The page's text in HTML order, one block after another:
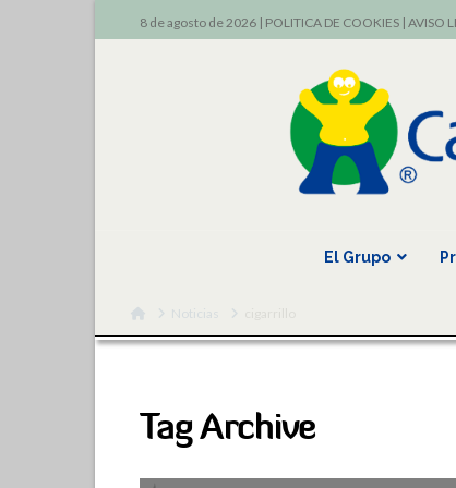
8 de agosto de 2026 | POLITICA DE COOKIES| AVISO
El Grupo
HomeNoticias
Tag Archive